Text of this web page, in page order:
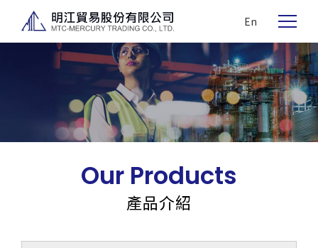
En
Our Products
產品介紹